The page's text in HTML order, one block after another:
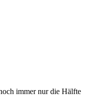
immer nur die Hälfte